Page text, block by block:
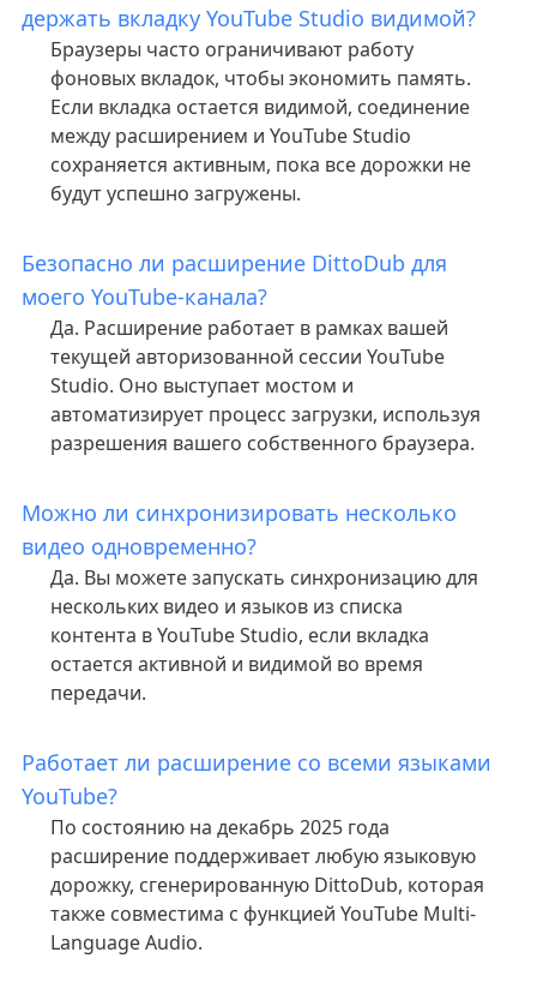
держать вкладку YouTube Studio видимой?
Браузеры часто ограничивают работу
фоновых вкладок, чтобы экономить память.
Если вкладка остается видимой, соединение
между расширением и YouTube Studio
сохраняется активным, пока все дорожки не
будут успешно загружены.
Безопасно ли расширение DittoDub для
моего YouTube-канала?
Да. Расширение работает в рамках вашей
текущей авторизованной сессии YouTube
Studio. Оно выступает мостом и
автоматизирует процесс загрузки, используя
разрешения вашего собственного браузера.
Можно ли синхронизировать несколько
видео одновременно?
Да. Вы можете запускать синхронизацию для
нескольких видео и языков из списка
контента в YouTube Studio, если вкладка
остается активной и видимой во время
передачи.
Работает ли расширение со всеми языками
YouTube?
По состоянию на декабрь 2025 года
расширение поддерживает любую языковую
дорожку, сгенерированную DittoDub, которая
также совместима с функцией YouTube Multi-
Language Audio.